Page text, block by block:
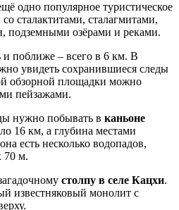
одно популярное туристическое
со сталактитами, сталагмитами,
подземными озёрами и реками.
поближе – всего в 6 км. В
увидеть сохранившиеся следы
обзорной площадки можно
пейзажами.
нужно побывать в каньоне
16 км, а глубина местами
есть несколько водопадов,
70 м.
столпу в селе Кацхи.
известняковый монолит с